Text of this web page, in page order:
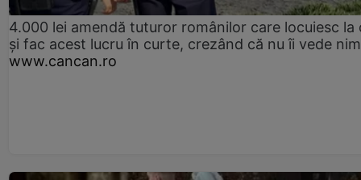
4.000 lei amendă tuturor românilor care locuiesc la
și fac acest lucru în curte, crezând că nu îi vede
www.cancan.ro